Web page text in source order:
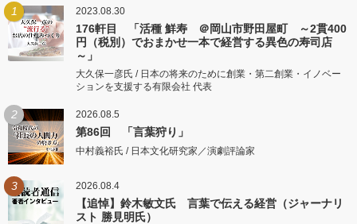
1 2023.08.30
176軒目 「活種 鮮寿 ＠岡山市野田屋町 ～2貫400
円（税別）でおまかせ一本で経営する異色の寿司店
～」
大久保一彦氏 / 日本の将来のために創業・第二創業・イノベー
ションを支援する有限会社 代表
2 2026.08.5
第86回 「言葉狩り」
中村義裕氏 / 日本文化研究家／演劇評論家
3 2026.08.4
【追悼】鈴木敏文氏 言葉で伝える経営（ジャーナリ
スト 勝見明氏）